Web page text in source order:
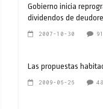
Gobierno inicia
dividendos de
2007-10-30
Las propuestas
2009-06-26